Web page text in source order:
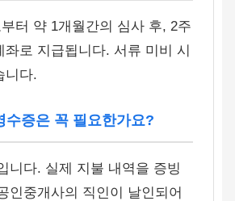
터 약 1개월간의 심사 후, 2주
좌로 지급됩니다. 서류 미비 시
니다.
수증은 꼭 필요한가요?
니다. 실제 지불 내역을 증빙
인중개사의 직인이 날인되어